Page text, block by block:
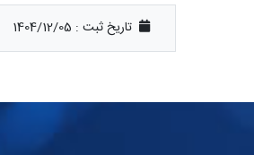
تاریخ ثبت : 1404/12/05